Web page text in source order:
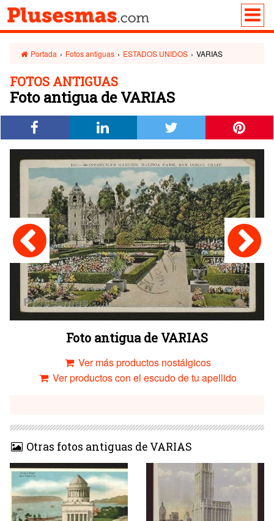
Portada › Fotos antiguas › ESTADOS UNIDOS › VARIAS
FOTOS ANTIGUAS
Foto antigua de VARIAS
Foto antigua de VARIAS
Ver más productos nostálgicos
Ver productos con el escudo de tu apellido
Otras fotos antiguas de VARIAS